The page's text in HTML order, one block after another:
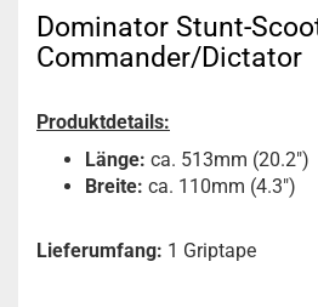
Dominator Stunt-
Commander/Dictator
Produktdetails:
Länge: ca. 513mm (20.2")
Breite: ca. 110mm (4.3")
Lieferumfang: 1 Griptape